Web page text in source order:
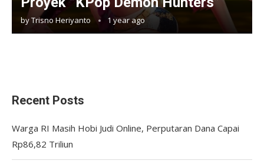
byTrisno Heriyanto 1 year ago
Recent Posts
Warga RI Masih Hobi Judi Online, Perputaran Dana Capai
Rp86,82 Triliun